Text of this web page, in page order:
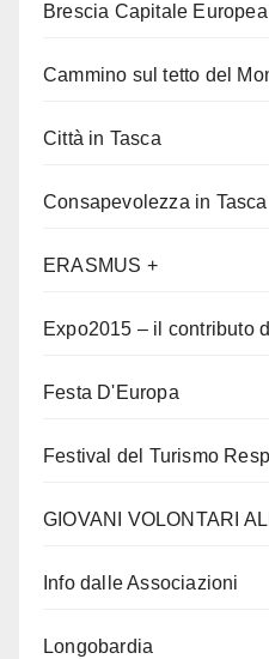
Brescia Capitale
Cammino sul tetto del
Città in Tasca
Consapevolezza in Tasca
ERASMUS +
Expo2015 – il contributo
Festa D'Europa
Festival del Turismo
GIOVANI VOLONTARI
Info dalle Associazioni
Longobardia